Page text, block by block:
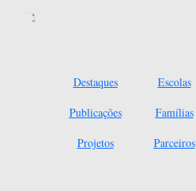
Destaques
Publicações
Projetos
Escolas
Famílias
Parceiros